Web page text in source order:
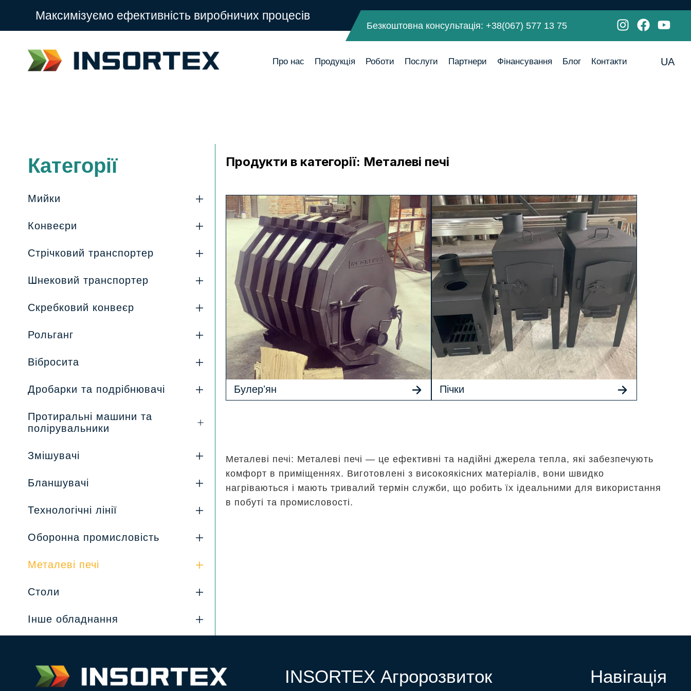
Максимізуємо ефективність виробничих процесів
Безкоштовна консультація: +38(067) 577 13 75
Про нас Продукція Роботи Послуги Партнери Фінансування Блог Контакти UA
Категорії
Мийки
Конвеєри
Стрічковий транспортер
Шнековий транспортер
Скребковий конвеєр
Рольганг
Вібросита
Дробарки та подрібнювачі
Протиральні машини та
полірувальники
Змішувачі
Бланшувачі
Технологічні лінії
Оборонна промисловість
Металеві печі
Столи
Інше обладнання
Продукти в категорії: Металеві печі
Булерʼян Пічки
Металеві печі: Металеві печі — це ефективні та надійні джерела тепла, які забезпечують
комфорт в приміщеннях. Виготовлені з високоякісних матеріалів, вони швидко
нагріваються і мають тривалий термін служби, що робить їх ідеальними для використання
в побуті та промисловості.
INSORTEX Агророзвиток Навігація